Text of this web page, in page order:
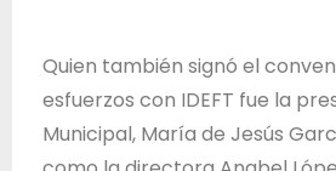
a
Quien también signó el
esfuerzos con IDEFT fue la
Municipal, María de Jesús